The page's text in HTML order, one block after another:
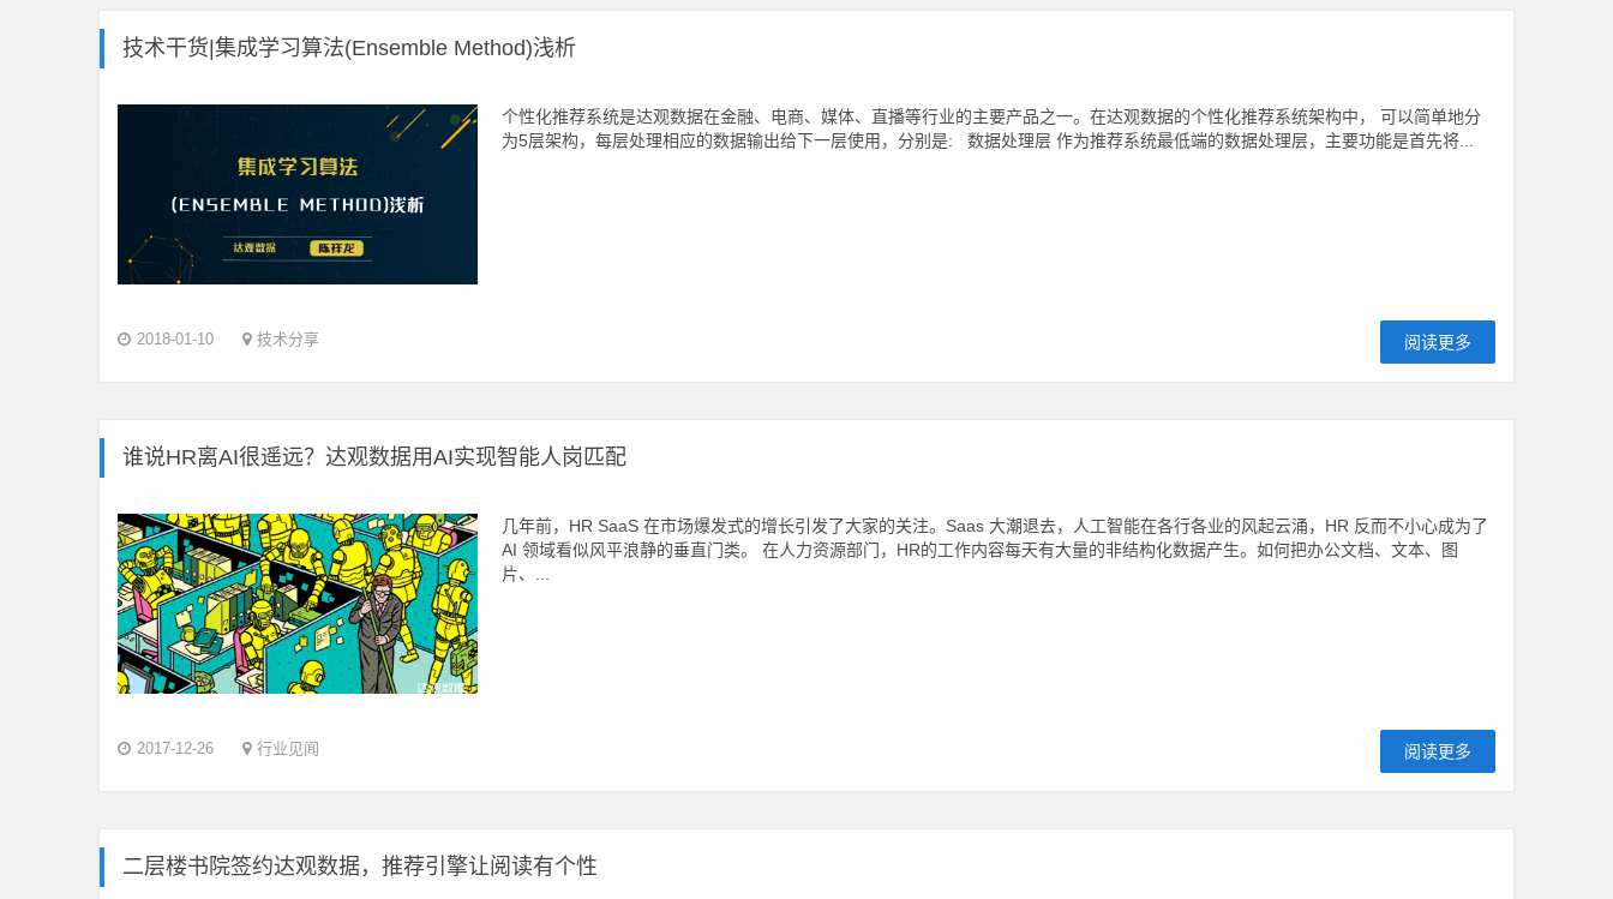
技术干货|集成学习算法(Ensemble Method)浅析
个性化推荐系统是达观数据在金融、电商、媒体、直播等行业的主要产品之一。在达观数据的个性化推荐系统架构中， 可以简单地分
为5层架构，每层处理相应的数据输出给下一层使用，分别是: 数据处理层 作为推荐系统最低端的数据处理层，主要功能是首先将...
2018-01-10 技术分享 阅读更多
谁说HR离AI很遥远？达观数据用AI实现智能人岗匹配
几年前，HR SaaS 在市场爆发式的增长引发了大家的关注。Saas 大潮退去，人工智能在各行各业的风起云涌，HR 反而不小心成为了
AI 领域看似风平浪静的垂直门类。 在人力资源部门，HR的工作内容每天有大量的非结构化数据产生。如何把办公文档、文本、图
片、...
2017-12-26 行业见闻 阅读更多
二层楼书院签约达观数据，推荐引擎让阅读有个性